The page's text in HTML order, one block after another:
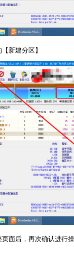
新建分区】
面后，再次确认进行